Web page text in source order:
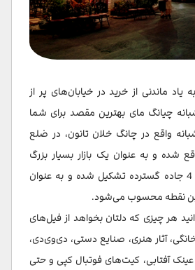
یاد ماندنی از خرید در خیابان‌های پر از
چیانگ مای بهترین مقصد برای شما
واقع در چانگ خلان تانون، در ضلع
شده و به عنوان یک بازار بسیار بزرگ
شناخته می‌شود که از 4 جاده گسترده تشکیل شده و به عنوان
نقطه محسوب می‌شود.
هر چیزی که دلتان بخواهد از فیل‌های
آثار هنری، صنایع دستی، دی‌وی‌دی،
آفتابی، کیت‌های فوتبال کپی و حتی